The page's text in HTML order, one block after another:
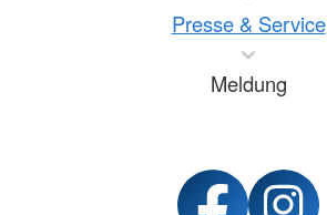
Presse & Service
Meldung